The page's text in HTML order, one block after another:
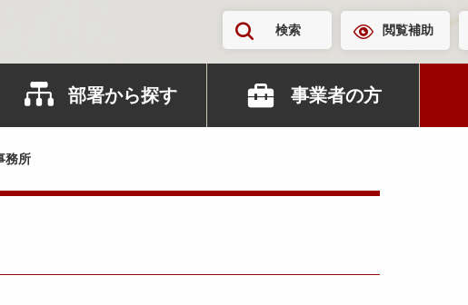
検索 閲覧補助
部署から探す 事業者の方
務所